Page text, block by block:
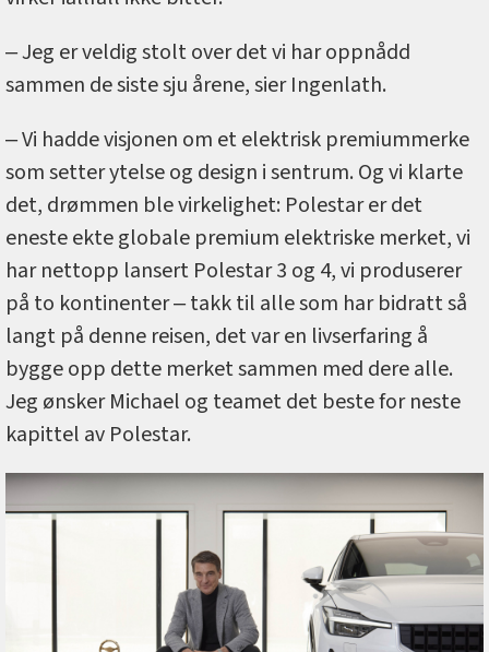
‒ Jeg er veldig stolt over det vi har oppnådd
sammen de siste sju årene, sier Ingenlath.
‒ Vi hadde visjonen om et elektrisk premiummerke
som setter ytelse og design i sentrum. Og vi klarte
det, drømmen ble virkelighet: Polestar er det
eneste ekte globale premium elektriske merket, vi
har nettopp lansert Polestar 3 og 4, vi produserer
på to kontinenter ‒ takk til alle som har bidratt så
langt på denne reisen, det var en livserfaring å
bygge opp dette merket sammen med dere alle.
Jeg ønsker Michael og teamet det beste for neste
kapittel av Polestar.